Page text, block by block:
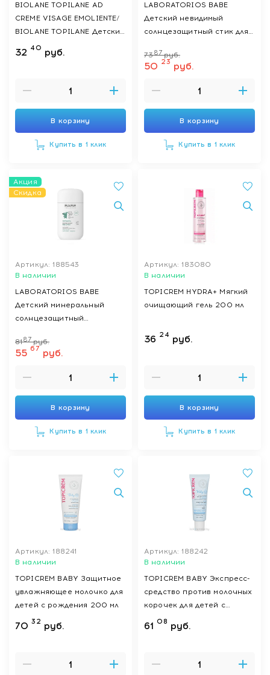
BIOLANE TOPILANE AD
CREME VISAGE EMOLIENTE/
BIOLANE TOPILANE Детский
смягчающий крем для лица
50 мл
32 40 руб.
В корзину
Купить в 1 клик
LABORATORIOS BABE
Детский невидимый
солнцезащитный стик для
и пребиотиком /
PEDIATRIC INVISIBLE STICK
7387 руб.
50 23 руб.
В корзину
Купить в 1 клик
Акция
Скидка
Артикул: 188543
В наличии
LABORATORIOS BABE
Детский минеральный
солнцезащитный
SPF50 с пантенолом и
пребиотиком / SUPER FLUID
8187 руб.
55 67 руб.
В корзину
Купить в 1 клик
Артикул: 183080
В наличии
TOPICREM HYDRA+ Мягкий
очищающий гель 200 мл
36 24 руб.
В корзину
Купить в 1 клик
Артикул: 188241
В наличии
TOPICREM BABY Защитное
увлажняющее молочко для
детей с рождения 200 мл
70 32 руб.
Артикул: 188242
В наличии
TOPICREM BABY Экспресс-
средство против молочных
корочек для детей с
рождения 40 мл
61 08 руб.